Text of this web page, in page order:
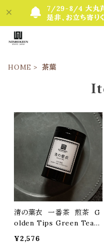
7/29-8/4 大丸芦
是非、お立ち寄り
HOME 茶葉
清の葉衣 一番茶 煎茶 G
olden Tips Green Tea
¥2,576